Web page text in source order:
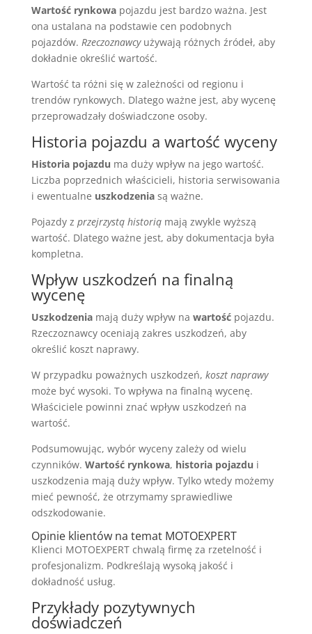
Wartość rynkowapojazdu jest bardzo ważna. Jest
ona ustalana na podstawie cen podobnych
pojazdów. Rzeczoznawcyużywają różnych źródeł, aby
dokładnie określić wartość.
Wartość ta różni się w zależności od regionu i
trendów rynkowych. Dlatego ważne jest, aby wycenę
przeprowadzały doświadczone osoby.
Historia pojazdu a wartość wyceny
Historia pojazdu ma duży wpływ na jego wartość.
Liczba poprzednich właścicieli, historia serwisowania
i ewentualne uszkodzeniasą ważne.
Pojazdy z przejrzystą historiąmają zwykle wyższą
wartość. Dlatego ważne jest, aby dokumentacja była
kompletna.
Wpływ uszkodzeń na finalną
wycenę
Uszkodzeniamają duży wpływ na wartośćpojazdu.
Rzeczoznawcy oceniają zakres uszkodzeń, aby
określić koszt naprawy.
W przypadku poważnych uszkodzeń, koszt naprawy
może być wysoki. To wpływa na finalną wycenę.
Właściciele powinni znać wpływ uszkodzeń na
wartość.
Podsumowując, wybór wyceny zależy od wielu
czynników. Wartość rynkowa, historia pojazdu i
uszkodzenia mają duży wpływ. Tylko wtedy możemy
mieć pewność, że otrzymamy sprawiedliwe
odszkodowanie.
Opinie klientów na temat MOTOEXPERT
Klienci MOTOEXPERT chwalą firmę za rzetelność i
profesjonalizm. Podkreślają wysoką jakość i
dokładność usług.
Przykłady pozytywnych
doświadczeń